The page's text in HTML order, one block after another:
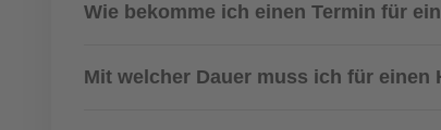
Wie bekomme ich einen Termin für
Mit welcher Dauer muss ich für einen